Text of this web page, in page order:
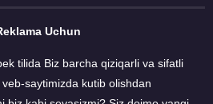
Uchun
tilida Biz barcha qiziqarli va sifatli
saytimizda kutib olishdan